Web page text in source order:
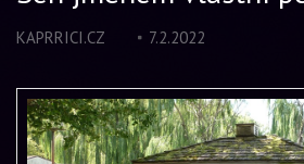
KAPRRICI.CZ 7.2.2022